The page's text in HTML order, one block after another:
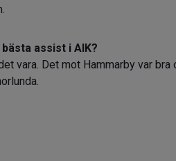
assist i AIK?
vara. Det mot Hammarby var